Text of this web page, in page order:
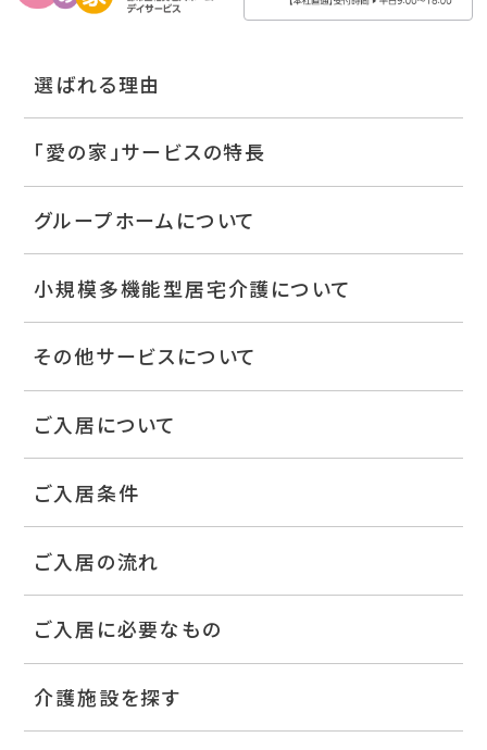
選ばれる理由
「愛の家」サービスの特長
グループホームについて
小規模多機能型居宅介護について
その他サービスについて
ご入居について
ご入居条件
ご入居の流れ
ご入居に必要なもの
介護施設を探す